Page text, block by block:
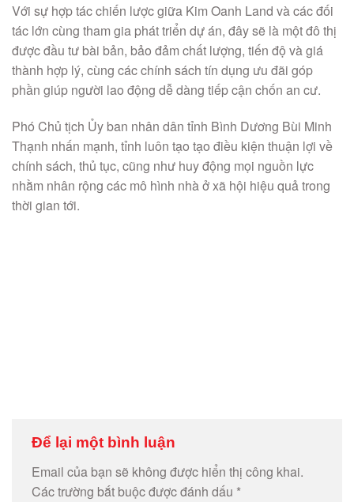
Với sự hợp tác chiến lược giữa Kim Oanh Land và các đối
tác lớn cùng tham gia phát triển dự án, đây sẽ là một đô thị
được đầu tư bài bản, bảo đảm chất lượng, tiến độ và giá
thành hợp lý, cùng các chính sách tín dụng ưu đãi góp
phần giúp người lao động dễ dàng tiếp cận chốn an cư.
Phó Chủ tịch Ủy ban nhân dân tỉnh Bình Dương Bùi Minh
Thạnh nhấn mạnh, tỉnh luôn tạo tạo điều kiện thuận lợi về
chính sách, thủ tục, cũng như huy động mọi nguồn lực
nhằm nhân rộng các mô hình nhà ở xã hội hiệu quả trong
thời gian tới.
Để lại một bình luận
Email của bạn sẽ không được hiển thị công khai.
Các trường bắt buộc được đánh dấu *